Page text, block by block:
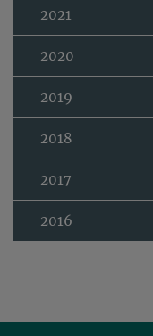
2021
2020
2019
2018
2017
2016